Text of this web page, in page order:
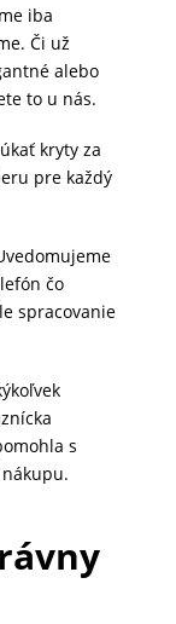
iba
Či už
alebo
to u nás.
kryty za
pre každý
čo
spracovanie
s